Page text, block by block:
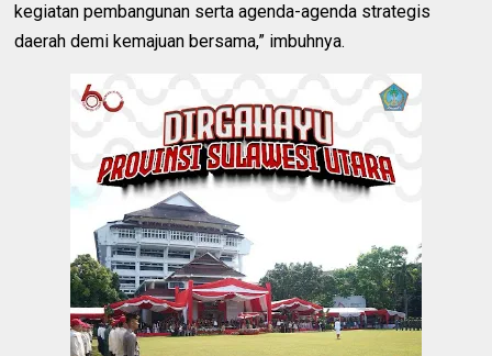
kegiatan pembangunan serta agenda-agenda strategis
daerah demi kemajuan bersama,” imbuhnya.